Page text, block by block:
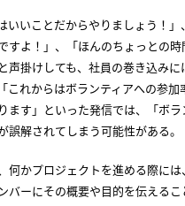
いいことだからやりましょう！」
すよ！」、「ほんのちょっとの時
声掛けしても、社員の巻き込みに
これからはボランティアへの参加
ます」といった発信では、「ボラ
誤解されてしまう可能性がある。
何かプロジェクトを進める際には
バーにその概要や目的を伝えるこ